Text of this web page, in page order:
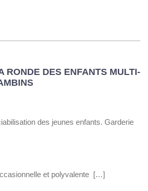
RONDE DES ENFANTS MULTI-
des jeunes enfants. Garderie
et polyvalente […]